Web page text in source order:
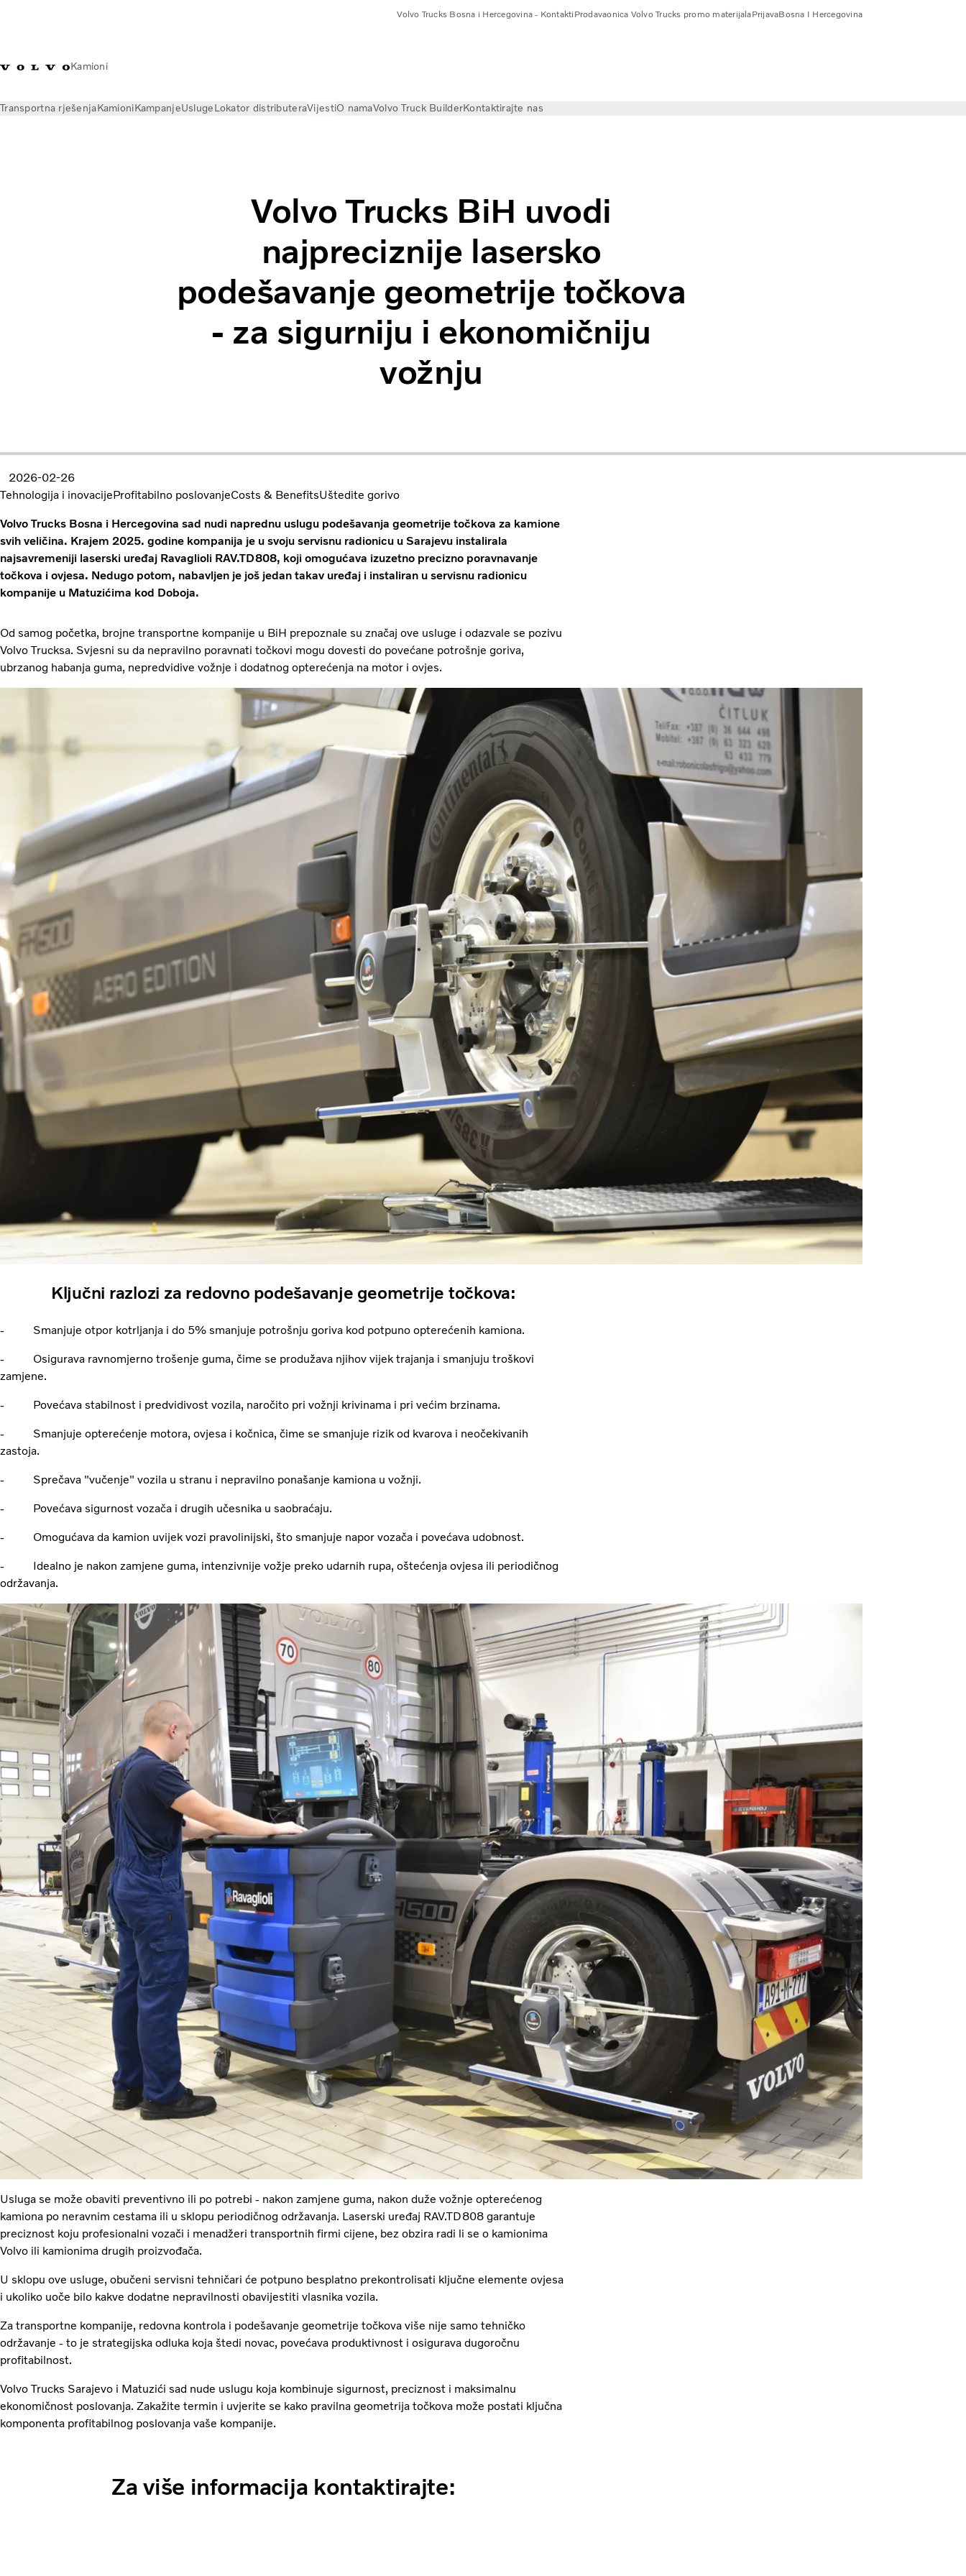
Kamioni
Volvo Trucks Bosna i Hercegovina - Kontakti Prodavaonica Volvo Trucks promo materijalaPrijavaBosna I Hercegovina
Transportna rješenjaKamioniKampanjeUslugeLokator distributeraVijestiO namaVolvo Truck BuilderKontaktirajte nas
Volvo Trucks BiH uvodi
najpreciznije lasersko
podešavanje geometrije točkova
- za sigurniju i ekonomičniju
vožnju
2026-02-26
Tehnologija i inovacijeProfitabilno poslovanjeCosts & BenefitsUštedite gorivo
Volvo Trucks Bosna i Hercegovina sad nudi naprednu uslugu podešavanja geometrije točkova za kamione
svih veličina. Krajem 2025. godine kompanija je u svoju servisnu radionicu u Sarajevu instalirala
najsavremeniji laserski uređaj Ravaglioli RAV.TD808, koji omogućava izuzetno precizno poravnavanje
točkova i ovjesa. Nedugo potom, nabavljen je još jedan takav uređaj i instaliran u servisnu radionicu
kompanije u Matuzićima kod Doboja.
Od samog početka, brojne transportne kompanije u BiH prepoznale su značaj ove usluge i odazvale se pozivu
Volvo Trucksa. Svjesni su da nepravilno poravnati točkovi mogu dovesti do povećane potrošnje goriva,
ubrzanog habanja guma, nepredvidive vožnje i dodatnog opterećenja na motor i ovjes.
Ključni razlozi za redovno podešavanje geometrije točkova:
- Smanjuje otpor kotrljanja i do 5% smanjuje potrošnju goriva kod potpuno opterećenih kamiona.
- Osigurava ravnomjerno trošenje guma, čime se produžava njihov vijek trajanja i smanjuju troškovi
zamjene.
- Povećava stabilnost i predvidivost vozila, naročito pri vožnji krivinama i pri većim brzinama.
- Smanjuje opterećenje motora, ovjesa i kočnica, čime se smanjuje rizik od kvarova i neočekivanih
zastoja.
- Sprečava "vučenje" vozila u stranu i nepravilno ponašanje kamiona u vožnji.
- Povećava sigurnost vozača i drugih učesnika u saobraćaju.
- Omogućava da kamion uvijek vozi pravolinijski, što smanjuje napor vozača i povećava udobnost.
- Idealno je nakon zamjene guma, intenzivnije vožje preko udarnih rupa, oštećenja ovjesa ili periodičnog
održavanja.
Usluga se može obaviti preventivno ili po potrebi - nakon zamjene guma, nakon duže vožnje opterećenog
kamiona po neravnim cestama ili u sklopu periodičnog održavanja. Laserski uređaj RAV.TD808 garantuje
preciznost koju profesionalni vozači i menadžeri transportnih firmi cijene, bez obzira radi li se o kamionima
Volvo ili kamionima drugih proizvođača.
U sklopu ove usluge, obučeni servisni tehničari će potpuno besplatno prekontrolisati ključne elemente ovjesa
i ukoliko uoče bilo kakve dodatne nepravilnosti obavijestiti vlasnika vozila.
Za transportne kompanije, redovna kontrola i podešavanje geometrije točkova više nije samo tehničko
održavanje - to je strategijska odluka koja štedi novac, povećava produktivnost i osigurava dugoročnu
profitabilnost.
Volvo Trucks Sarajevo i Matuzići sad nude uslugu koja kombinuje sigurnost, preciznost i maksimalnu
ekonomičnost poslovanja. Zakažite termin i uvjerite se kako pravilna geometrija točkova može postati ključna
komponenta profitabilnog poslovanja vaše kompanije.
Za više informacija kontaktirajte: